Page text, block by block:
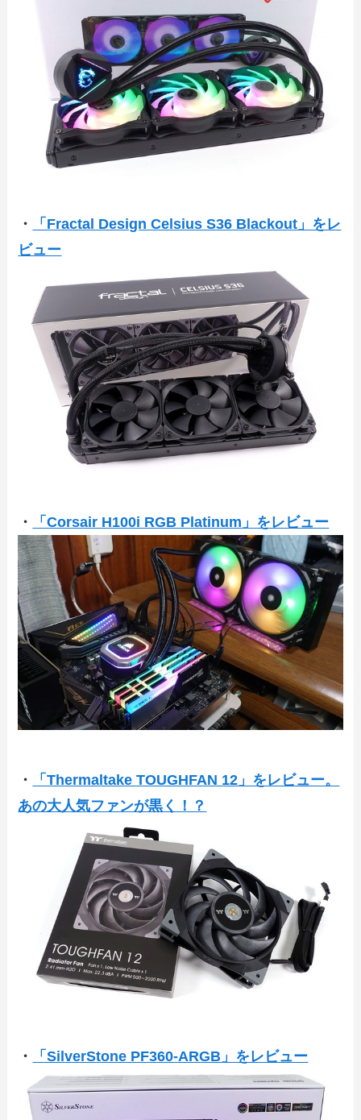
・
「Fractal Design Celsius S36 Blackout」をレ
ビュー
・ 「Corsair H100i RGB Platinum」をレビュー
・
「Thermaltake TOUGHFAN 12」をレビュー。
あの大人気ファンが黒く！？
・ 「SilverStone PF360-ARGB」をレビュー